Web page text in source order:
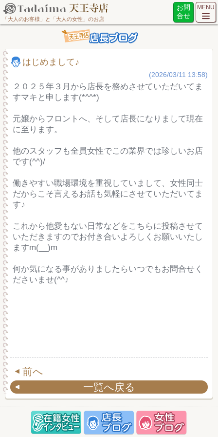
「大人のお客様」と「大人の女性」のお店
お問
合せ
MENU
はじめまして♪
(2026/03/11 13:58)
２０２５年３月から店長を務めさせていただいてま
すマキと申します(*^^*)
元嬢からフロントへ、そして店長になりまして現在
に至ります。
他のスタッフも全員女性でこの業界では珍しいお店
です(^^)/
働きやすい職場環境を重視していまして、女性同士
だからこそ言えるお話も気軽にさせていただいてま
す♪
これから他愛もない日常などをこちらに投稿させて
いただきますのでお付き合いよろしくお願いいたし
ますm(__)m
何か気になる事がありましたらいつでもお問合せく
ださいませ(^^♪
前へ
一覧へ戻る